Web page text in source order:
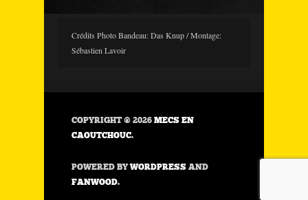
Crédits Photo Bandeau: Das Knup / Montage:
Sébastien Lavoir
COPYRIGHT © 2026 MECS EN
CAOUTCHOUC.
POWERED BYWORDPRESS AND
FANWOOD.